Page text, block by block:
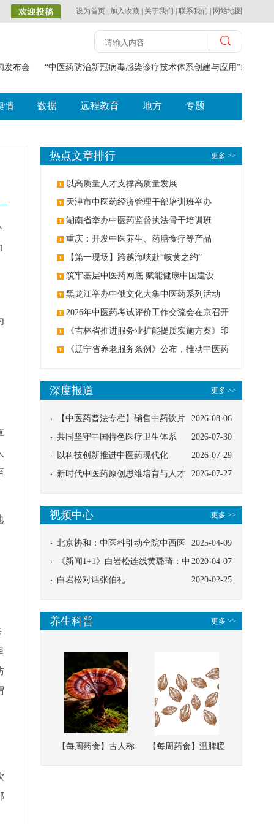
设为首页 加入收藏 关于我们 联系我们 网站地图
发布会 “中医药防治新冠病毒感染诊疗技术体系创建与应用”获2023
情 数据 远程教育 地方 专题
更多 >>
热点文章排行
以高质量人才支撑高质量发展
天津市中医药经济管理干部培训班举办
湖南省举办中医药监督执法骨干培训班
重庆：开发中医养生、药膳食疗等产品
【第一现场】跨越海峡赴“岐黄之约”
筑牢基层中医药网底 赋能健康中国建设
黑龙江举办中俄文化大集中医药系列活动
2026年中医药考试评价工作交流会在京召开
《吉林省推进服务业扩能提质实施方案》印
发：创建中医类国家医学中心
《辽宁省养老服务条例》公布，推动中医药
更多 >>
深度报道
2026-08-06
【中医药普法专栏】销售中药饮片
应告知煎服方法及注意事项
2026-07-30
共同坚守中国特色医疗卫生体系
2026-07-29
以科技创新推进中医药现代化
2026-07-27
新时代中医药原创思维培育与人才
更多 >>
视频中心
2025-04-09
北京协和：中医科引动全院中西医
协同
2020-04-07
《新闻1+1》白岩松连线黄璐琦：中
医救治的临床效果
2020-02-25
白岩松对话张伯礼
更多 >>
养生科普
【每周药食】古人称
【每周药食】温脾暖